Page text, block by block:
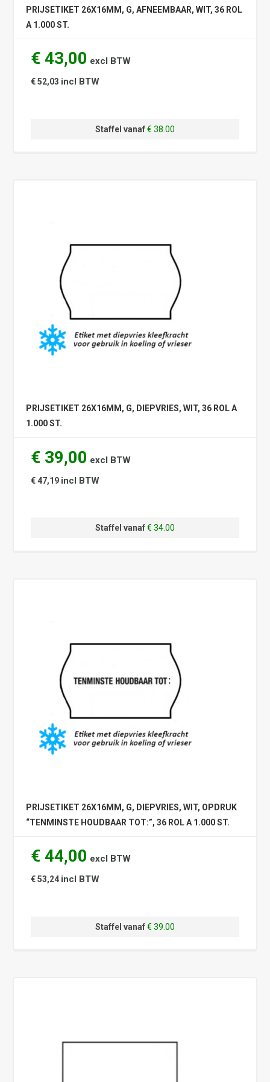
PRIJSETIKET 26X16MM, G, AFNEEMBAAR, WIT, 36 ROL
A 1.000 ST.
€ 43,00 excl BTW
€ 52,03 incl BTW
Staffel vanaf€ 38.00
PRIJSETIKET 26X16MM, G, DIEPVRIES, WIT, 36 ROL A
1.000 ST.
€ 39,00 excl BTW
€ 47,19 incl BTW
Staffel vanaf€ 34.00
PRIJSETIKET 26X16MM, G, DIEPVRIES, WIT, OPDRUK
“TENMINSTE HOUDBAAR TOT:”, 36 ROL A 1.000 ST.
€ 44,00 excl BTW
€ 53,24 incl BTW
Staffel vanaf€ 39.00